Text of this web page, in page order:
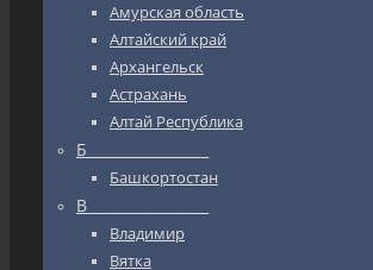
Амурская область
Алтайский край
Архангельск
Астрахань
Алтай Республика
Б_________________
Башкортостан
В_________________
Владимир
Вятка